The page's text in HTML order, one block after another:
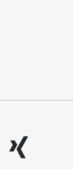
xing